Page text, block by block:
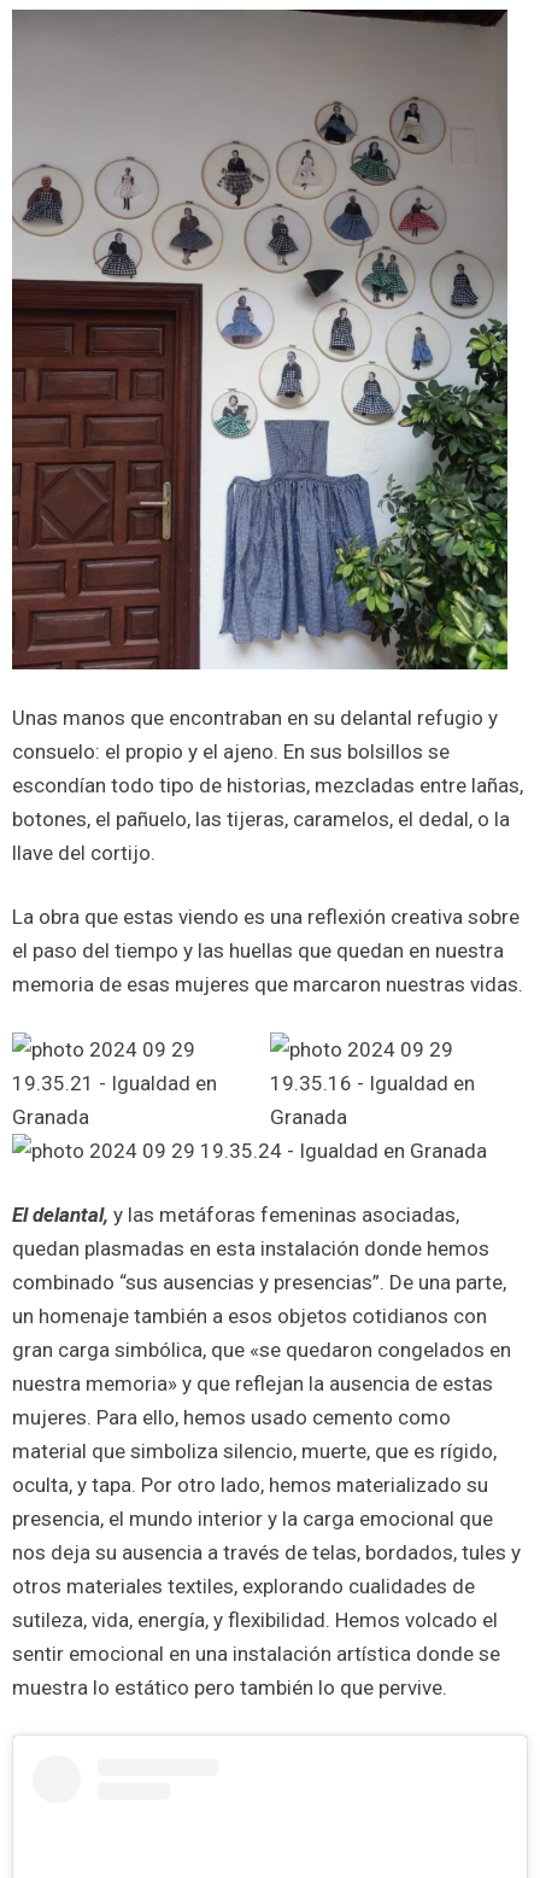
Unas manos que encontraban en su delantal refugio y
consuelo: el propio y el ajeno. En sus bolsillos se
escondían todo tipo de historias, mezcladas entre lañas,
botones, el pañuelo, las tijeras, caramelos, el dedal, o la
llave del cortijo.
La obra que estas viendo es una reflexión creativa sobre
el paso del tiempo y las huellas que quedan en nuestra
memoria de esas mujeres que marcaron nuestras vidas.
El delantal, y las metáforas femeninas asociadas,
quedan plasmadas en esta instalación donde hemos
combinado “sus ausencias y presencias”. De una parte,
un homenaje también a esos objetos cotidianos con
gran carga simbólica, que «se quedaron congelados en
nuestra memoria» y que reflejan la ausencia de estas
mujeres. Para ello, hemos usado cemento como
material que simboliza silencio, muerte, que es rígido,
oculta, y tapa. Por otro lado, hemos materializado su
presencia, el mundo interior y la carga emocional que
nos deja su ausencia a través de telas, bordados, tules y
otros materiales textiles, explorando cualidades de
sutileza, vida, energía, y flexibilidad. Hemos volcado el
sentir emocional en una instalación artística donde se
muestra lo estático pero también lo que pervive.